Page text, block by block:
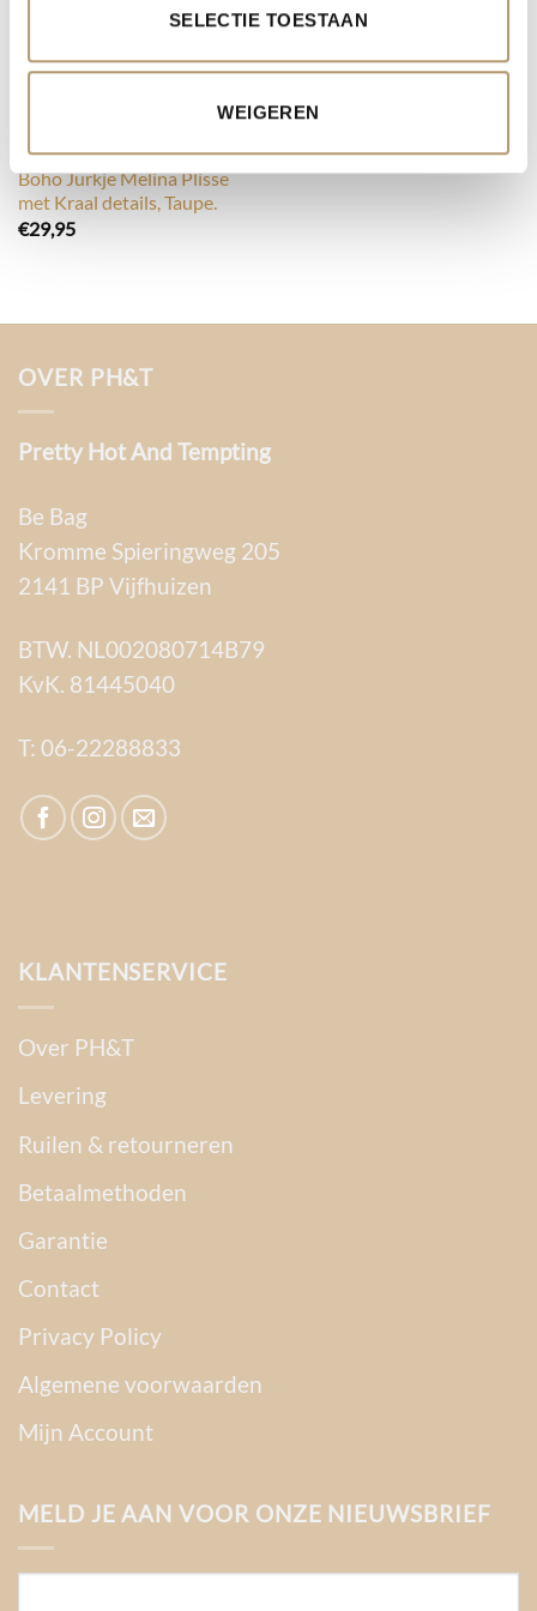
SELECTIE TOESTAAN
WEIGEREN
FASHION
Boho Jurkje Melina Plisse
met Kraal details, Taupe.
€29,95
OVER PH&T
Pretty Hot And Tempting
Be Bag
Kromme Spieringweg 205
2141 BP Vijfhuizen
BTW. NL002080714B79
KvK. 81445040
T: 06-22288833
KLANTENSERVICE
Over PH&T
Levering
Ruilen & retourneren
Betaalmethoden
Garantie
Contact
Privacy Policy
Algemene voorwaarden
Mijn Account
MELD JE AAN VOOR ONZE NIEUWSBRIEF